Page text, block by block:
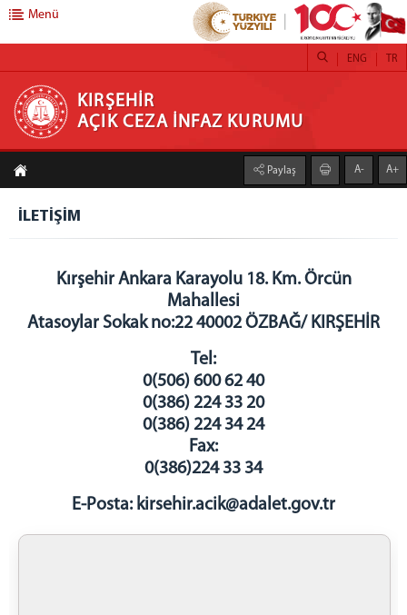
KIRŞEHİR AÇIK CEZA İNFAZ KURUMU
ANASAYFA
HAKKIMIZDA
KURUMUMUZ
BİRİMLER
SAĞLIK BİRİMİ
PSİKO-SOSYAL SERVİS
KURUM SOSYAL TESİSİ
HALKA AÇIK SATIŞ MAĞAZASI
ATÖLYELER
Menü
KIRŞEHİR
AÇIK CEZA İNFAZ KURUMU
TR
ENG
Paylaş A- A+
İLETİŞİM
Kırşehir Ankara Karayolu 18. Km. Örcün
Mahallesi
Atasoylar Sokak no:22 40002 ÖZBAĞ/ KIRŞEHİR
Tel:
0(506) 600 62 40
0(386) 224 33 20
0(386) 224 34 24
Fax:
0(386)224 33 34
E-Posta: kirsehir.acik@adalet.gov.tr